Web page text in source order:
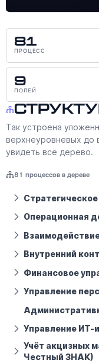
81
ПРОЦЕСС
9
ПОЛЕЙ
Так устроена
верхнеуровневых до
увидеть всё дерево.
81 процессов в дереве
Операционная
Внутренний
Финансовое
Управление
Управление ИТ-
Учёт акцизных
Честный ЗНАК)